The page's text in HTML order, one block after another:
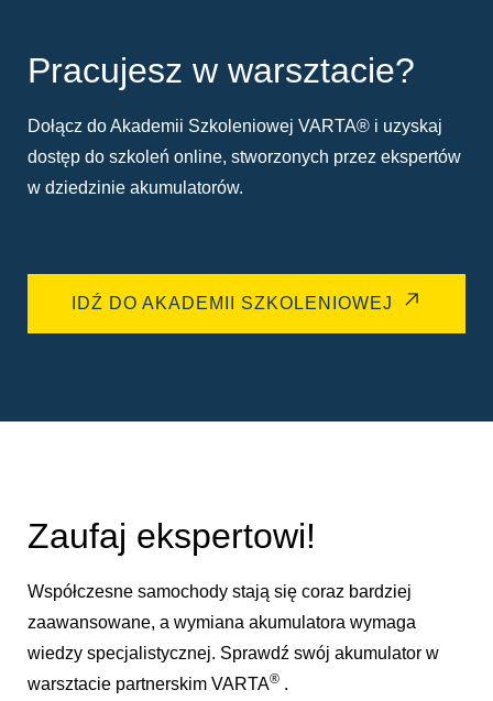
Pracujesz w warsztacie?
Dołącz do Akademii Szkoleniowej VARTA® i uzyskaj
dostęp do szkoleń online, stworzonych przez ekspertów
w dziedzinie akumulatorów.
IDŹ DO AKADEMII SZKOLENIOWEJ
Zaufaj ekspertowi!
Współczesne samochody stają się coraz bardziej
zaawansowane, a wymiana akumulatora wymaga
wiedzy specjalistycznej. Sprawdź swój akumulator w
warsztacie partnerskim VARTA® .